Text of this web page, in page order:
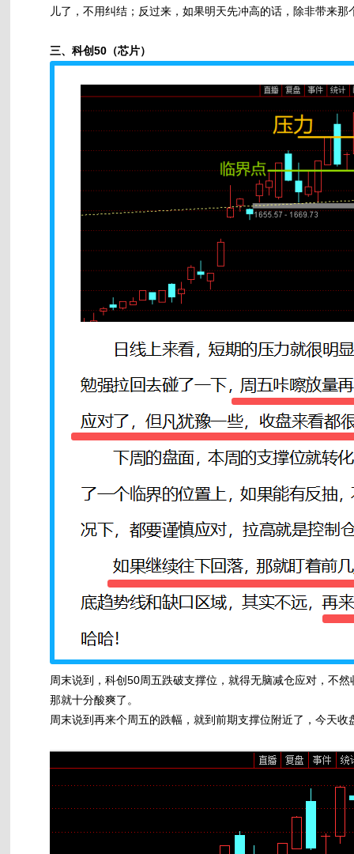
儿了，不用纠结；反过来，如果明天先冲高的话，除非带来
三、科创50（芯片）
周末说到，科创50周五跌破支撑位，就得无脑减仓应对，不
那就十分酸爽了。
周末说到再来个周五的跌幅，就到前期支撑位附近了，今天